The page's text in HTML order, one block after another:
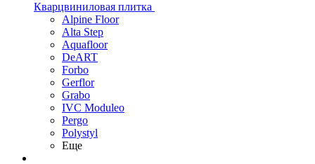
Кварцвиниловая плитка
Alpine Floor
Alta Step
Aquafloor
DeART
Forbo
Gerflor
Grabo
IVC Moduleo
Pergo
Polystyl
Еще